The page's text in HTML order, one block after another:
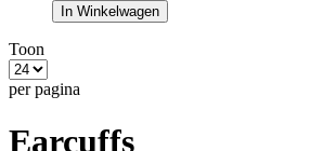
In Winkelwagen
Toon
per pagina
Earcuffs